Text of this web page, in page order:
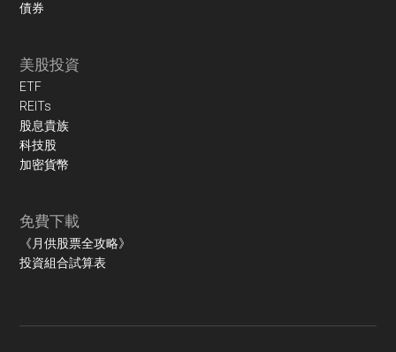
債券
美股投資
ETF
REITs
股息貴族
科技股
加密貨幣
免費下載
《月供股票全攻略》
投資組合試算表